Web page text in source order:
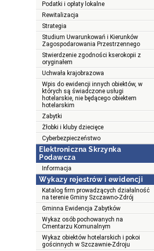
Podatki i opłaty lokalne
Rewitalizacja
Strategia
Studium Uwarunkowań i Kierunków
Zagospodarowania Przestrzennego
Stwierdzenie zgodności kserokopii z
oryginałem
Uchwała krajobrazowa
Wpis do ewidencji innych obiektów, w
których są świadczone usługi
hotelarskie, nie będącego obiektem
hotelarskim
Zabytki
Żłobki i kluby dziecięce
Cyberbezpieczeństwo
Elektroniczna Skrzynka
Podawcza
Informacja
Wykazy rejestrów i ewidencji
Katalog firm prowadzących działalność
na terenie Gminy Szczawno-Zdrój
Gminna Ewidencja Zabytków
Wykaz osób pochowanych na
Cmentarzu Komunalnym
Wykaz obiektów hotelarskich i pokoi
gościnnych w Szczawnie-Zdroju